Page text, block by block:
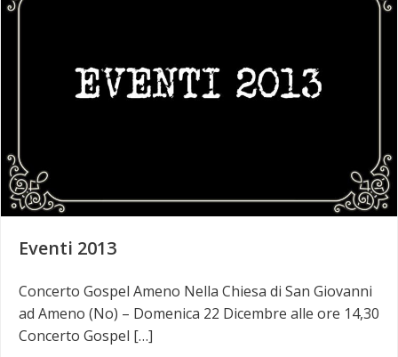
Eventi 2013
Concerto Gospel Ameno Nella Chiesa di San Giovanni
ad Ameno (No) – Domenica 22 Dicembre alle ore 14,30
Concerto Gospel […]